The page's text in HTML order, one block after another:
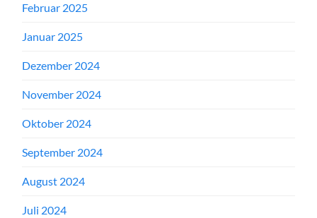
Februar 2025
Januar 2025
Dezember 2024
November 2024
Oktober 2024
September 2024
August 2024
Juli 2024